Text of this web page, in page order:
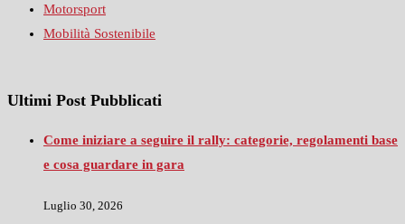
Motorsport
Mobilità Sostenibile
Ultimi Post Pubblicati
Come iniziare a seguire il rally: categorie, regolamenti base
e cosa guardare in gara
Luglio 30, 2026